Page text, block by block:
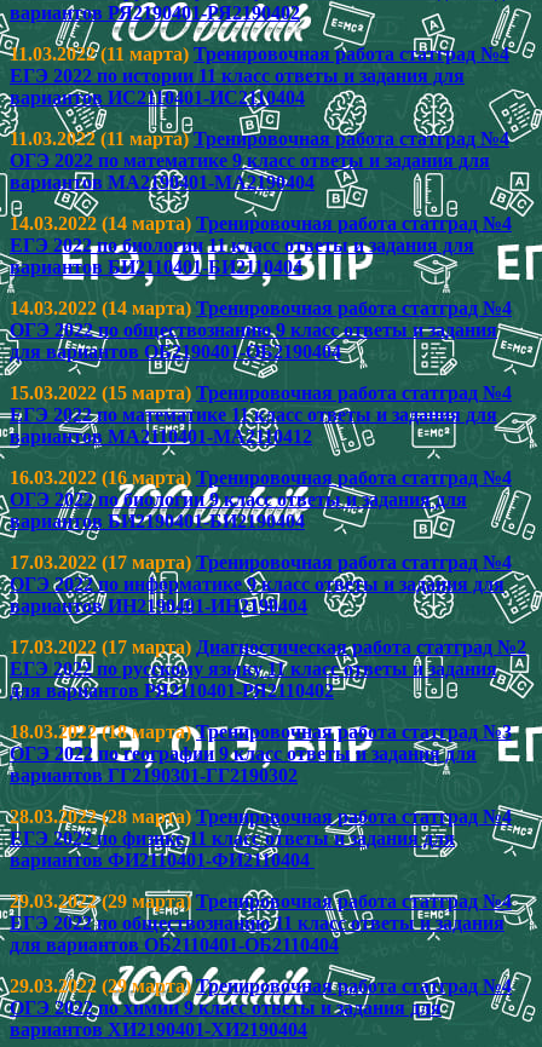
вариантов РЯ2190401-РЯ2190402
11.03.2022 (11 марта) Тренировочная работа статград №4
ЕГЭ 2022 по истории 11 класс ответы и задания для
вариантов ИС2110401-ИС2110404
11.03.2022 (11 марта) Тренировочная работа статград №4
ОГЭ 2022 по математике 9 класс ответы и задания для
вариантов МА2190401-МА2190404
14.03.2022 (14 марта) Тренировочная работа статград №4
ЕГЭ 2022 по биологии 11 класс ответы и задания для
вариантов БИ2110401-БИ2110404
14.03.2022 (14 марта) Тренировочная работа статград №4
ОГЭ 2022 по обществознанию 9 класс ответы и задания
для вариантов ОБ2190401-ОБ2190404
15.03.2022 (15 марта) Тренировочная работа статград №4
ЕГЭ 2022 по математике 11 класс ответы и задания для
вариантов МА2110401-МА2110412
16.03.2022 (16 марта) Тренировочная работа статград №4
ОГЭ 2022 по биологии 9 класс ответы и задания для
вариантов БИ2190401-БИ2190404
17.03.2022 (17 марта) Тренировочная работа статград №4
ОГЭ 2022 по информатике 9 класс ответы и задания для
вариантов ИН2190401-ИН2190404
17.03.2022 (17 марта) Диагностическая работа статград №2
ЕГЭ 2022 по русскому языку 11 класс ответы и задания
для вариантов РЯ2110401-РЯ2110402
18.03.2022 (18 марта) Тренировочная работа статград №3
ОГЭ 2022 по географии 9 класс ответы и задания для
вариантов ГГ2190301-ГГ2190302
28.03.2022 (28 марта) Тренировочная работа статград №4
ЕГЭ 2022 по физике 11 класс ответы и задания для
вариантов ФИ2110401-ФИ2110404
29.03.2022 (29 марта) Тренировочная работа статград №4
ЕГЭ 2022 по обществознанию 11 класс ответы и задания
для вариантов ОБ2110401-ОБ2110404
29.03.2022 (29 марта) Тренировочная работа статград №4
ОГЭ 2022 по химии 9 класс ответы и задания для
вариантов ХИ2190401-ХИ2190404